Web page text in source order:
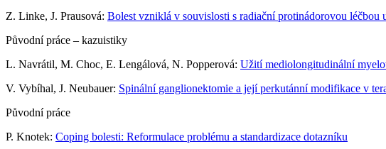
Z. Linke, J. Prausová: Bolest vzniklá v souvislosti s radiační protinádorovou léčbou
Původní práce – kazuistiky
L. Navrátil, M. Choc, E. Lengálová, N. Popperová: Užití mediolongitudinální
V. Vybíhal, J. Neubauer: Spinální ganglionektomie a její perkutánní modifikace v
Původní práce
P. Knotek: Coping bolesti: Reformulace problému a standardizace dotazníku